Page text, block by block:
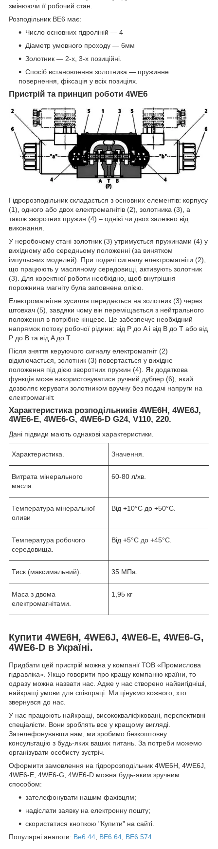
змінюючи її робочий стан.
Розподільник ВЕ6 має:
Число основних гідроліній — 4
Діаметр умовного проходу — 6мм
Золотник — 2-х, 3-х позиційні.
Спосіб встановлення золотника — пружинне
повернення, фіксація у всіх позиціях.
Пристрій та принцип роботи 4WE6
Гідророзподільник складається з основних елементів: корпусу
(1), одного або двох електромагнітів (2), золотника (3), а
також зворотних пружин (4) – однієї чи двох залежно від
виконання.
У неробочому стані золотник (3) утримується пружинами (4) у
вихідному або середньому положенні (за винятком
імпульсних моделей). При подачі сигналу електромагніти (2),
що працюють у масляному середовищі, активують золотник
(3). Для коректної роботи необхідно, щоб внутрішня
порожнина магніту була заповнена олією.
Електромагнітне зусилля передається на золотник (3) через
штовхач (5), завдяки чому він переміщається з нейтрального
положення в потрібне кінцеве. Це забезпечує необхідний
напрямок потоку робочої рідини: від P до A і від B до T або від
P до B та від A до T.
Після зняття керуючого сигналу електромагніт (2)
відключається, золотник (3) повертається у вихідне
положення під дією зворотних пружин (4). Як додаткова
функція може використовуватися ручний дублер (6), який
дозволяє керувати золотником вручну без подачі напруги на
електромагніт.
Характеристика розподільників 4WE6H, 4WE6J,
4WE6-E, 4WE6-G, 4WE6-D G24, V110, 220.
Дані підвиди мають однакові характеристики.
Характеристика. Значення.
Витрата мінерального
масла.
60-80 л/хв.
Температура мінеральної
оливи
Від +10°C до +50°C.
Температура робочого
середовища.
Від +5°C до +45°C.
Тиск (максимальний). 35 МПа.
Маса з двома
електромагнітами.
1,95 кг
Купити 4WE6H, 4WE6J, 4WE6-E, 4WE6-G,
4WE6-D в Україні.
Придбати цей пристрій можна у компанії ТОВ «Промислова
гідравліка». Якщо говорити про кращу компанію країни, то
одразу можна назвати нас. Адже у нас створено найвигідніші,
найкращі умови для співпраці. Ми цінуємо кожного, хто
звернувся до нас.
У нас працюють найкращі, висококваліфіковані, перспективні
спеціалісти. Вони зроблять все у кращому вигляді.
Зателефонувавши нам, ми зробимо безкоштовну
консультацію з будь-яких ваших питань. За потреби можемо
організувати особисту зустріч.
Оформити замовлення на гідророзподільник 4WE6H, 4WE6J,
4WE6-E, 4WE6-G, 4WE6-D можна будь-яким зручним
способом:
зателефонувати нашим фахівцям;
надіслати заявку на електронну пошту;
скористатися кнопкою "Купити" на сайті.
Популярні аналоги: Ве6.44 ВЕ6.64 ВЕ6.574